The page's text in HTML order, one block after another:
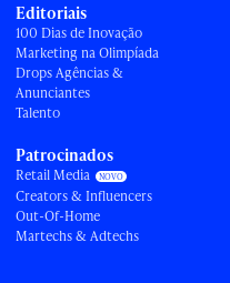
Editoriais
100 Dias de Inovação
Marketing na Olimpíada
Drops Agências &
Anunciantes
Talento
Patrocinados
Retail Media
Creators & Influencers
Out-Of-Home
Martechs & Adtechs